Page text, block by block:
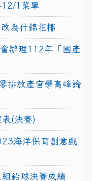
1菜單
為什錦花椰
辦理112年「國產
排放產官學高峰論
(決賽)
海洋保育創意戲
鉛球決賽成績